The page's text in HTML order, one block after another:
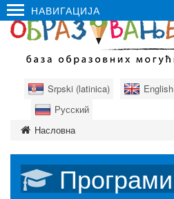
НАВИГАЦИЈА
Srpski (latinica) English
Русский
Насловна
Програми